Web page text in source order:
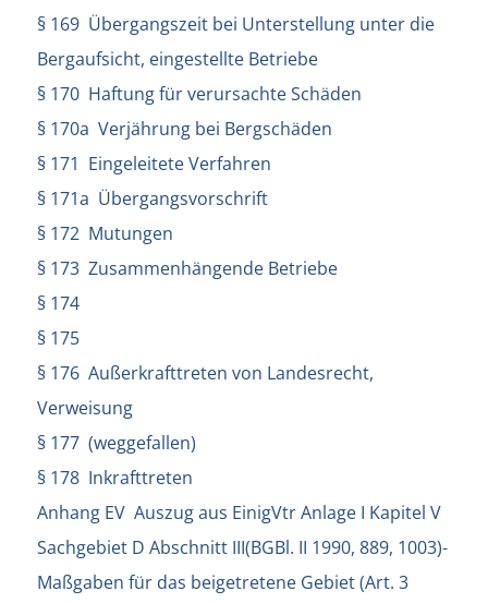
§ 169 Übergangszeit bei Unterstellung unter die
Bergaufsicht, eingestellte Betriebe
§ 170 Haftung für verursachte Schäden
§ 170a Verjährung bei Bergschäden
§ 171 Eingeleitete Verfahren
§ 171a Übergangsvorschrift
§ 172 Mutungen
§ 173 Zusammenhängende Betriebe
§ 174
§ 175
§ 176 Außerkrafttreten von Landesrecht,
Verweisung
§ 177 (weggefallen)
§ 178 Inkrafttreten
Anhang EV Auszug aus EinigVtr Anlage I Kapitel V
Sachgebiet D Abschnitt III(BGBl. II 1990, 889, 1003)-
Maßgaben für das beigetretene Gebiet (Art. 3